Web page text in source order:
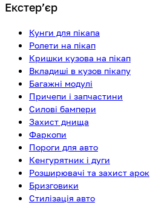
Екстерʼєр
Кунги для пікапа
Ролети на пікап
Кришки кузова на пікап
Вкладиші в кузов пікапу
Багажні модулі
Причепи і запчастини
Силові бампери
Захист днища
Фаркопи
Пороги для авто
Кенгурятник і дуги
Розширювачі та захист арок
Бризговики
Стилізація авто